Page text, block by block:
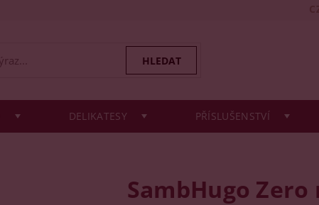
DELIKATESY PŘÍSLUŠENSTVÍ
SambHugo